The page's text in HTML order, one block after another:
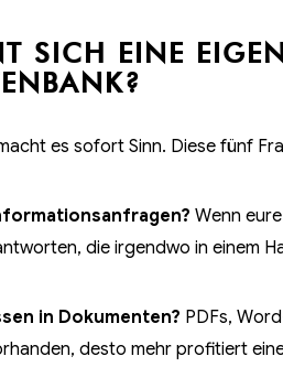
SICH EINE
es sofort Sinn. Diese fünf
Wenn
die irgendwo in einem
in Dokumenten? PDFs,
desto mehr profitiert